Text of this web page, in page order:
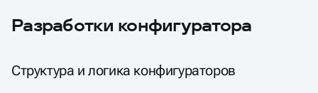
Разработки конфигуратора
Структура и логика конфигураторов